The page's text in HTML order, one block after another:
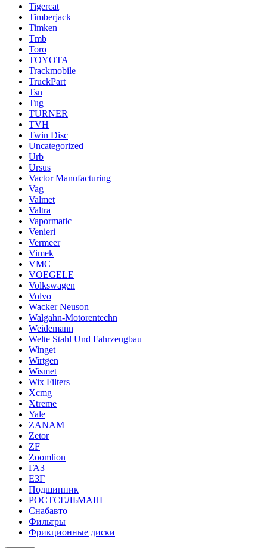
Tigercat
Timberjack
Timken
Tmb
Toro
TOYOTA
Trackmobile
TruckPart
Tsn
Tug
TURNER
TVH
Twin Disc
Uncategorized
Urb
Ursus
Vactor Manufacturing
Vag
Valmet
Valtra
Vapormatic
Venieri
Vermeer
Vimek
VMC
VOEGELE
Volkswagen
Volvo
Wacker Neuson
Walgahn-Motorentechn
Weidemann
Welte Stahl Und Fahrzeugbau
Winget
Wirtgen
Wismet
Wix Filters
Xcmg
Xtreme
Yale
ZANAM
Zetor
ZF
Zoomlion
ГАЗ
ЕЗГ
Подшипник
РОСТСЕЛЬМАШ
Снабавто
Фильтры
Фрикционные диски